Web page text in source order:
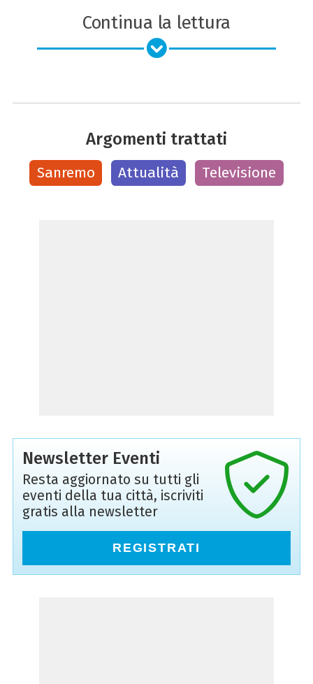
Continua la lettura
Argomenti trattati
Sanremo Attualità Televisione
Newsletter Eventi
Resta aggiornato su tutti gli
eventi della tua città, iscriviti
gratis alla newsletter
REGISTRATI